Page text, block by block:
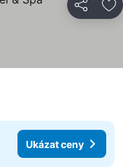
Sdílet
Ukázat ceny